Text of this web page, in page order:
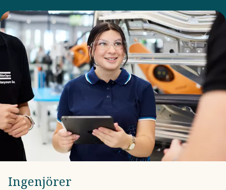
Ingenjörer